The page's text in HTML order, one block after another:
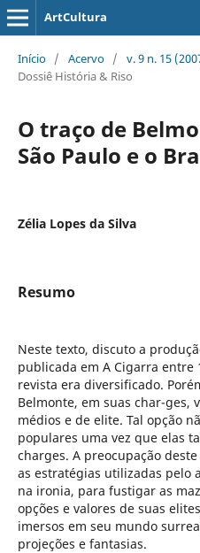
ArtCultura
Início / Acervo / v. 9 n. 15
Dossiê História & Riso
O traço de
São Paulo e o
Zélia Lopes da Silva
Resumo
Neste texto, discuto a
publicada em A Cigarra entre
revista era diversificado.
Belmonte, em suas char-ges,
médios e de elite. Tal opção
populares uma vez que elas
charges. A preocupação
as estratégias utilizadas pelo
na ironia, para fustigar as
opções e valores de suas
imersos em seu mundo
projeções e fantasias.